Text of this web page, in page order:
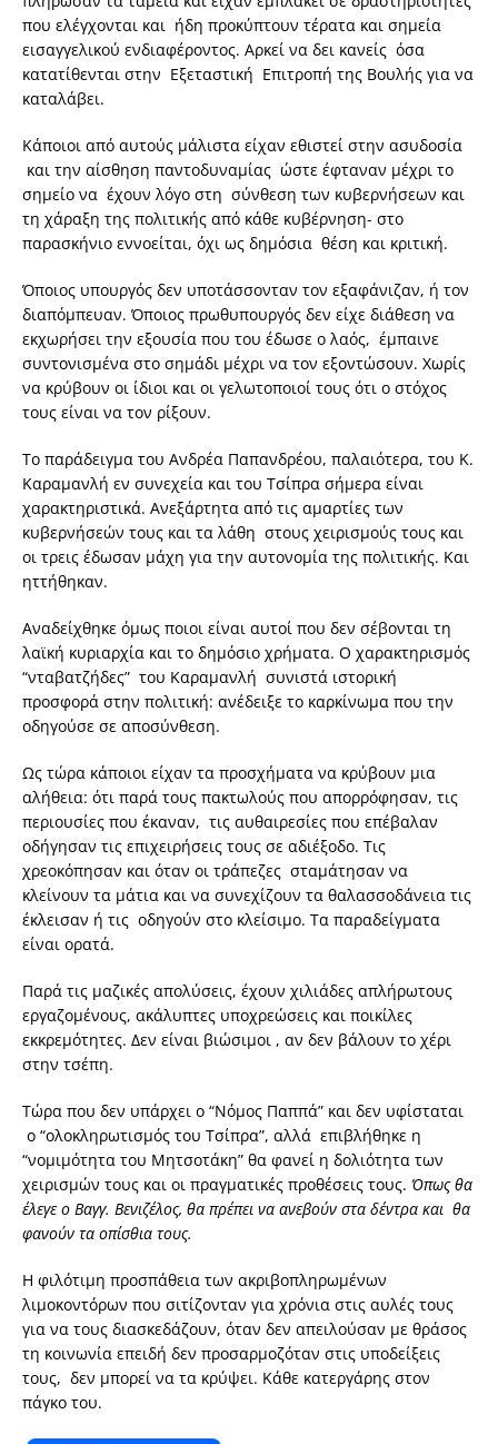
που ελέγχονται και ήδη προκύπτουν τέρατα και σημεία
εισαγγελικού ενδιαφέροντος. Αρκεί να δει κανείς όσα
κατατίθενται στην Εξεταστική Επιτροπή της Βουλής για να
καταλάβει.
Κάποιοι από αυτούς μάλιστα είχαν εθιστεί στην ασυδοσία
και την αίσθηση παντοδυναμίας ώστε έφταναν μέχρι το
σημείο να έχουν λόγο στη σύνθεση των κυβερνήσεων και
τη χάραξη της πολιτικής από κάθε κυβέρνηση- στο
παρασκήνιο εννοείται, όχι ως δημόσια θέση και κριτική.
Όποιος υπουργός δεν υποτάσσονταν τον εξαφάνιζαν, ή τον
διαπόμπευαν. Όποιος πρωθυπουργός δεν είχε διάθεση να
εκχωρήσει την εξουσία που του έδωσε ο λαός, έμπαινε
συντονισμένα στο σημάδι μέχρι να τον εξοντώσουν. Χωρίς
να κρύβουν οι ίδιοι και οι γελωτοποιοί τους ότι ο στόχος
τους είναι να τον ρίξουν.
Το παράδειγμα του Ανδρέα Παπανδρέου, παλαιότερα, του Κ.
Καραμανλή εν συνεχεία και του Τσίπρα σήμερα είναι
χαρακτηριστικά. Ανεξάρτητα από τις αμαρτίες των
κυβερνήσεών τους και τα λάθη στους χειρισμούς τους και
οι τρεις έδωσαν μάχη για την αυτονομία της πολιτικής. Και
ηττήθηκαν.
Αναδείχθηκε όμως ποιοι είναι αυτοί που δεν σέβονται τη
λαϊκή κυριαρχία και το δημόσιο χρήματα. Ο χαρακτηρισμός
“νταβατζήδες” του Καραμανλή συνιστά ιστορική
προσφορά στην πολιτική: ανέδειξε το καρκίνωμα που την
οδηγούσε σε αποσύνθεση.
Ως τώρα κάποιοι είχαν τα προσχήματα να κρύβουν μια
αλήθεια: ότι παρά τους πακτωλούς που απορρόφησαν, τις
περιουσίες που έκαναν, τις αυθαιρεσίες που επέβαλαν
οδήγησαν τις επιχειρήσεις τους σε αδιέξοδο. Τις
χρεοκόπησαν και όταν οι τράπεζες σταμάτησαν να
κλείνουν τα μάτια και να συνεχίζουν τα θαλασσοδάνεια τις
έκλεισαν ή τις οδηγούν στο κλείσιμο. Τα παραδείγματα
είναι ορατά.
Παρά τις μαζικές απολύσεις, έχουν χιλιάδες απλήρωτους
εργαζομένους, ακάλυπτες υποχρεώσεις και ποικίλες
εκκρεμότητες. Δεν είναι βιώσιμοι , αν δεν βάλουν το χέρι
στην τσέπη.
Τώρα που δεν υπάρχει ο “Νόμος Παππά” και δεν υφίσταται
ο “ολοκληρωτισμός του Τσίπρα”, αλλά επιβλήθηκε η
“νομιμότητα του Μητσοτάκη” θα φανεί η δολιότητα των
χειρισμών τους και οι πραγματικές προθέσεις τους. Όπως θα
έλεγε ο Βαγγ. Βενιζέλος, θα πρέπει να ανεβούν στα δέντρα και θα
φανούν τα οπίσθια τους.
Η φιλότιμη προσπάθεια των ακριβοπληρωμένων
λιμοκοντόρων που σιτίζονταν για χρόνια στις αυλές τους
για να τους διασκεδάζουν, όταν δεν απειλούσαν με θράσος
τη κοινωνία επειδή δεν προσαρμοζόταν στις υποδείξεις
τους, δεν μπορεί να τα κρύψει. Κάθε κατεργάρης στον
πάγκο του.